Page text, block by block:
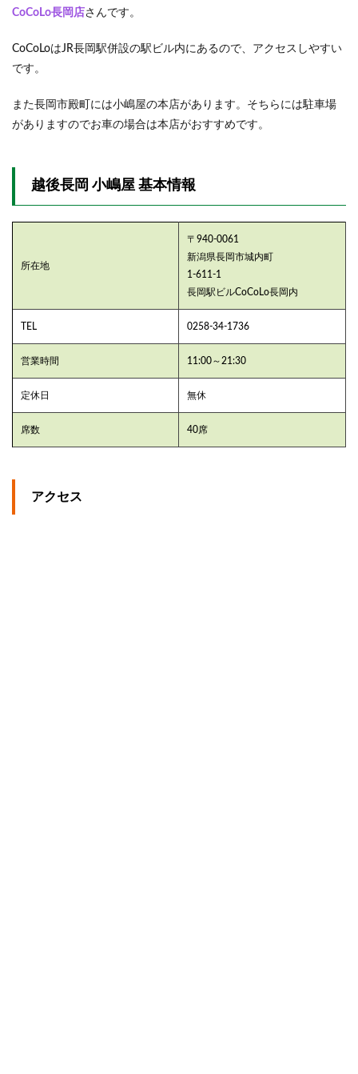
CoCoLo長岡店さんです。
CoCoLoはJR長岡駅併設の駅ビル内にあるので、アクセスしやすい
です。
また長岡市殿町には小嶋屋の本店があります。そちらには駐車場
がありますのでお車の場合は本店がおすすめです。
越後長岡 小嶋屋 基本情報
所在地
〒940‐0061
新潟県長岡市城内町
1‐611‐1
長岡駅ビルCoCoLo長岡内
TEL 0258‐34‐1736
営業時間 11:00～21:30
定休日 無休
席数 40席
アクセス